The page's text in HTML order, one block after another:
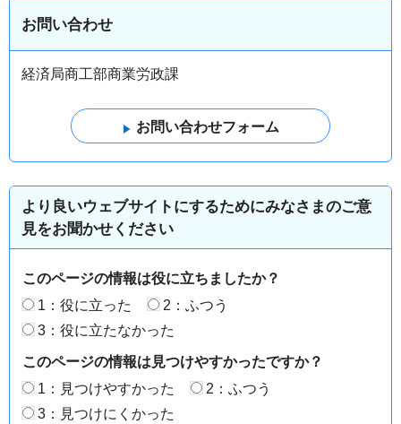
お問い合わせ
経済局商工部商業労政課
より良いウェブサイトにするためにみなさまのご意
見をお聞かせください
このページの情報は役に立ちましたか？
1：役に立った
2：ふつう
3：役に立たなかった
このページの情報は見つけやすかったですか？
1：見つけやすかった
2：ふつう
3：見つけにくかった